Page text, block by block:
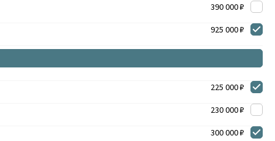
390 000 ₽
925 000 ₽
225 000 ₽
230 000 ₽
300 000 ₽